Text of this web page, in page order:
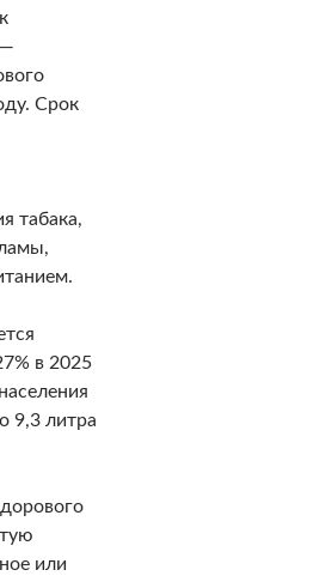
—
Срок
табака,
в 2025
9,3 литра
или